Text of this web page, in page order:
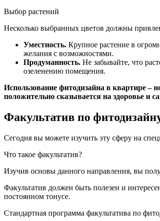
Выбор растений
Несколько выбранных цветов должны
Уместность. Крупное растение в
желания с возможностями.
Продуманность. Не забывайте, что
озеленению помещения.
Использование фитодизайна в квартире
положительно сказывается на здоровье и
Факультатив по
Сегодня вы можете изучить эту сферу на
Что такое факультатив?
Изучив основы данного направления, вы
Факультатив должен быть полезен и
постоянном тонусе.
Стандартная программа факультатива по